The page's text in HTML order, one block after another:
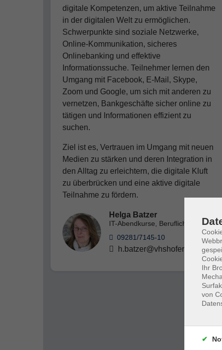
digitale Kompetenzen, um aktive Teilnahme
in der digitalen Welt zu ermöglichen.
Schwerpunkte sind soziale Netzwerke,
Online-Kommunikation, sicheres
Onlinebanking und effektive
Informationssuche. Teilnehmer lernen den
Umgang mit Facebook, E-Mail, Skype,
Zoom und Google, um sich mit anderen zu
vernetzen, Bankgeschäfte sicher online zu
tätigen und Informationen effizient zu
suchen.
Ziel ist es, Vertrauen im Umgang mit neuen
Medien zu stärken und deren Integration in
den Alltag zu erleichtern, die digitale Kluft
zu überbrücken und eine aktive digitale
Teilnahme zu fördern.
Helga Batzer
IT-Abendkurse, Berufliche Bildung
09281/7145-10
h.batzer@vhshoferland.de
Ihr
von